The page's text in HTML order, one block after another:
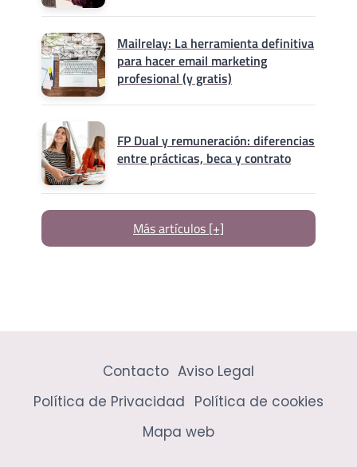
Mailrelay: La herramienta definitiva
para hacer email marketing
profesional (y gratis)
FP Dual y remuneración: diferencias
entre prácticas, beca y contrato
Más artículos [+]
Contacto Aviso Legal
Política de Privacidad Política de cookies
Mapa web